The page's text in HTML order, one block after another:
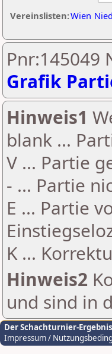
Vereinslisten:Wien
Pnr:145049
Grafik
Hinweis1
blank ...
V ... Partie
- ... Partie
E ... Partie
K ...
Hinweis2
und sind in
Der Schachturnier-
Impressum /